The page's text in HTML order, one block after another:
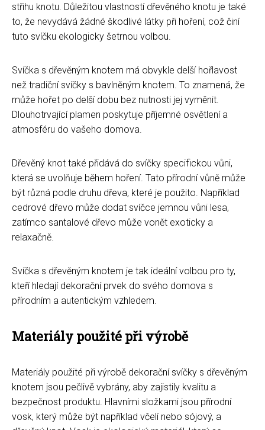
střihu knotu. Důležitou vlastností dřevěného knotu je také
to, že nevydává žádné škodlivé látky při hoření, což činí
tuto svíčku ekologicky šetrnou volbou.
Svíčka s dřevěným knotem má obvykle delší hořlavost
než tradiční svíčky s bavlněným knotem. To znamená, že
může hořet po delší dobu bez nutnosti jej vyměnit.
Dlouhotrvající plamen poskytuje příjemné osvětlení a
atmosféru do vašeho domova.
Dřevěný knot také přidává do svíčky specifickou vůni,
která se uvolňuje během hoření. Tato přírodní vůně může
být různá podle druhu dřeva, které je použito. Například
cedrové dřevo může dodat svíčce jemnou vůni lesa,
zatímco santalové dřevo může vonět exoticky a
relaxačně.
Svíčka s dřevěným knotem je tak ideální volbou pro ty,
kteří hledají dekorační prvek do svého domova s
přírodním a autentickým vzhledem.
Materiály použité při výrobě
Materiály použité při výrobě dekorační svíčky s dřevěným
knotem jsou pečlivě vybrány, aby zajistily kvalitu a
bezpečnost produktu. Hlavními složkami jsou přírodní
vosk, který může být například včelí nebo sójový, a